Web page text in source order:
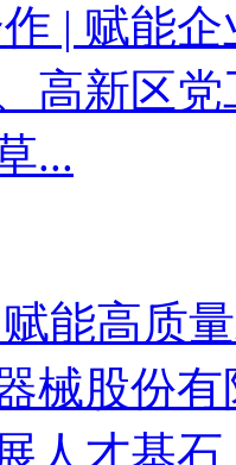
| 赋能企
、高新
...
赋能高质
械股份
人才基石